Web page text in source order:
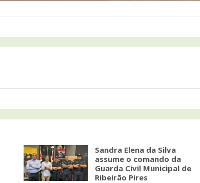
Sandra Elena da Silva
assume o comando da
Guarda Civil Municipal de
Ribeirão Pires